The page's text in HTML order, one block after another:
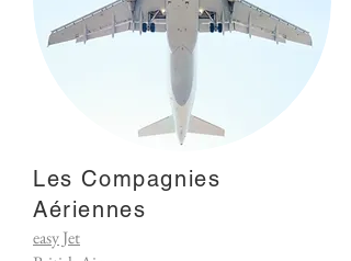
Les Compagnies
Aériennes
easy Jet